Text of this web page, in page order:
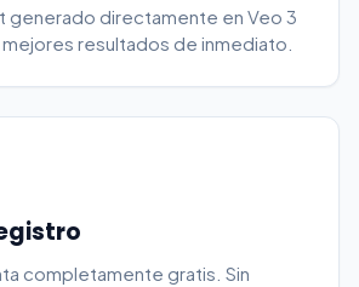
generado directamente en Veo 3
resultados de inmediato.
completamente gratis. Sin